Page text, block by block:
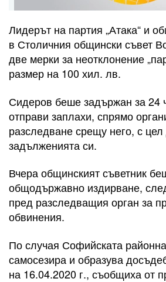
Лидерът на партия „Атака“ и
в Столичния общински съвет
две мерки за неотклонение
размер на 100 хил. лв.
Сидеров беше задържан за 24
отправи заплахи, спрямо
разследване срещу него, с
задълженията си.
Вчера общинският съветник
общодържавно издирване,
пред разследващия орган за
обвинения.
По случая Софийската
самосезира и образува
на 16.04.2020 г., съобщиха от